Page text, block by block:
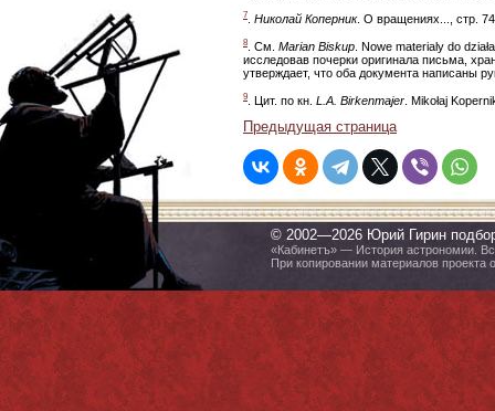
7 Николай Коперник. О вращениях..., стр.
8 . См. Marian Biskup . Nowe materialy do
исследовав почерки оригинала письма,
утверждает, что оба документа написаны
9 . Цит. по кн. L.A. Birkenmajer . Mikołaj
Предыдущая страница
© 2002—2026 Юрий Гирин
«Кабинетъ» — История астрономии.
При копировании материалов проекта